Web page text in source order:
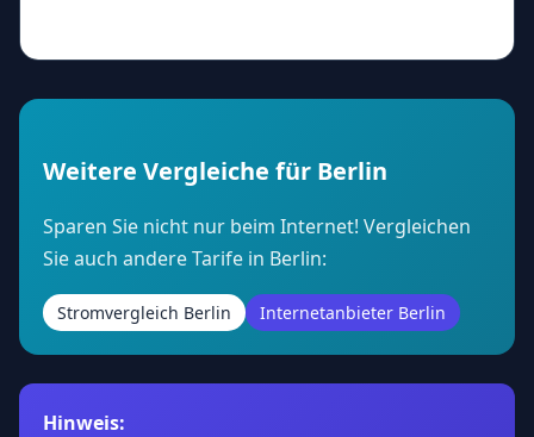
Weitere Vergleiche für Berlin
Sparen Sie nicht nur beim Internet! Vergleichen
Sie auch andere Tarife in Berlin:
Stromvergleich Berlin Internetanbieter Berlin
Hinweis: